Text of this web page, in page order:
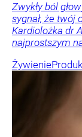
Zwykły ból
sygnał, że twój
Kardiolożka dr
najprostszym
Żywienie